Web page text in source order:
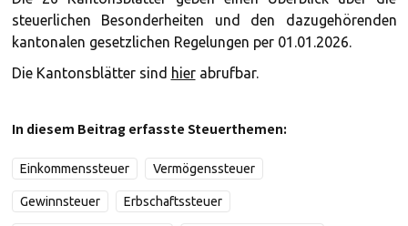
steuerlichen Besonderheiten und den dazugehörenden
kantonalen gesetzlichen Regelungen per 01.01.2026.
Die Kantonsblätter sind hierabrufbar.
In diesem Beitrag erfasste Steuerthemen:
Einkommenssteuer Vermögenssteuer
Gewinnsteuer Erbschaftssteuer